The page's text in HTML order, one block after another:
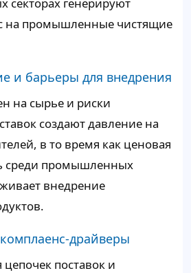
секторах генерируют
на промышленные чистящие
и барьеры для внедрения
на сырье и риски
создают давление на
в то время как ценовая
среди промышленных
внедрение
драйверы
цепочек поставок и